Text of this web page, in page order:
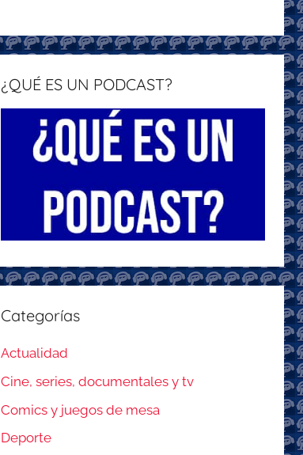
¿QUÉ ES UN PODCAST?
Categorías
Actualidad
Cine, series, documentales y tv
Comics y juegos de mesa
Deporte